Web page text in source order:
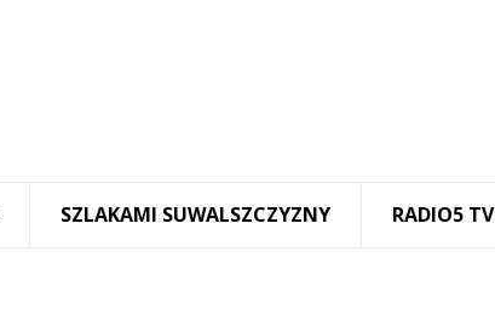
SZLAKAMI SUWALSZCZYZNY RADIO5 TV